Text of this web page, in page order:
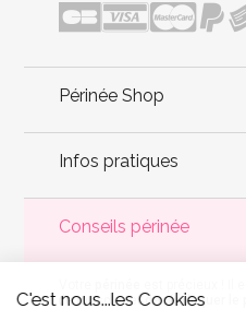
Périnée Shop
Infos pratiques
Conseils périnée
de muscler et de rééduquer le
C'est nous...les Cookies